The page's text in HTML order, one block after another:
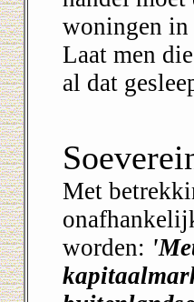
woningen in
Laat men
al dat
Met
worden: